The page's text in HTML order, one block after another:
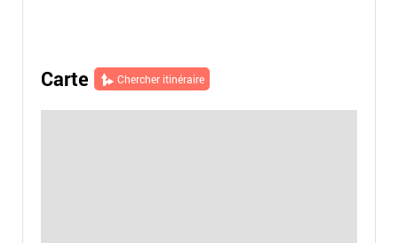
Carte Chercher itinéraire